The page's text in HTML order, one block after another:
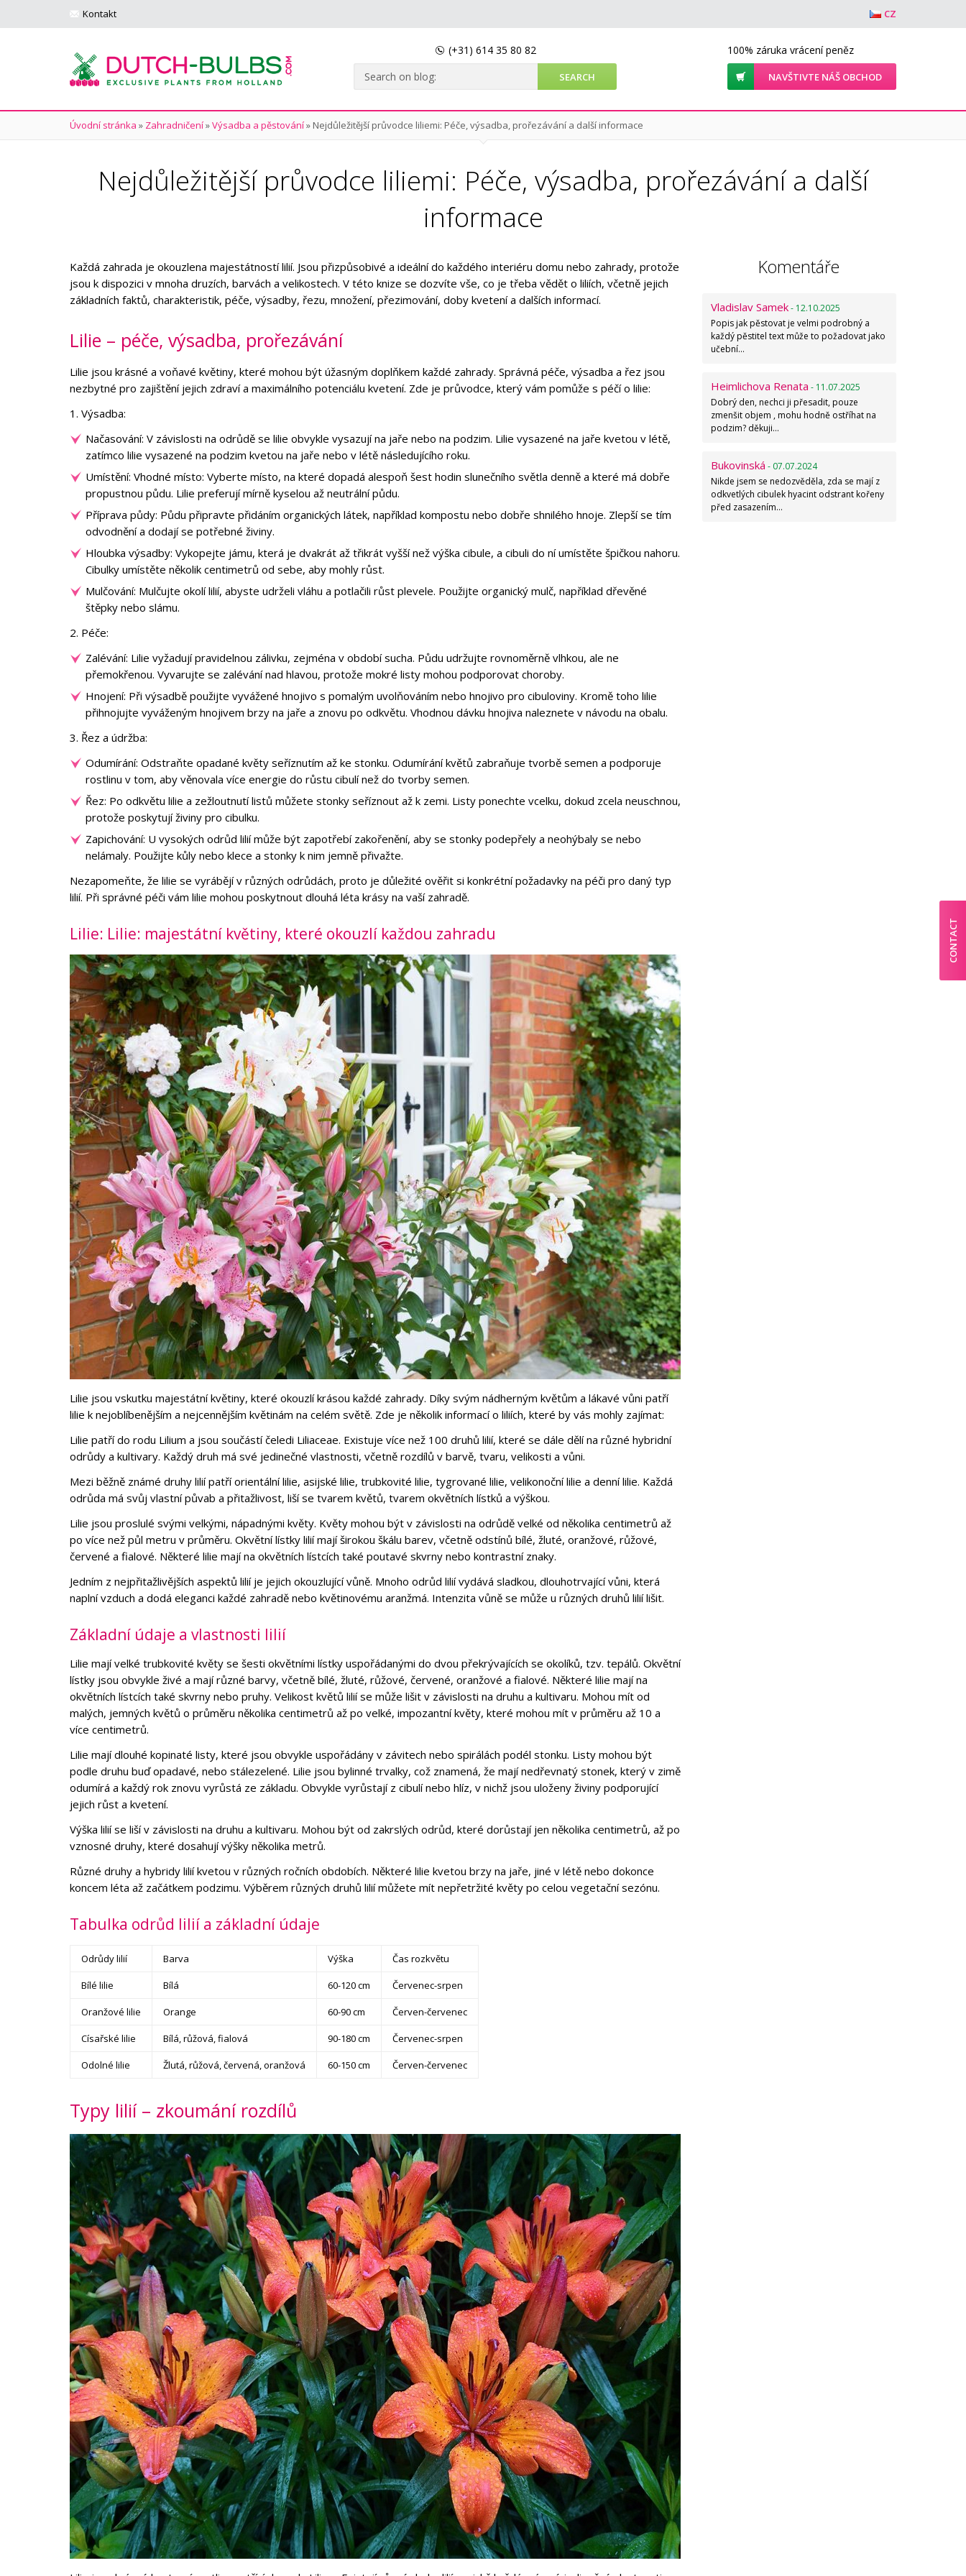
Kontakt CZ
(+31) 614 35 80 82 100% záruka vrácení peněz
NAVŠTIVTE NÁŠ OBCHOD
Úvodní stránka » Zahradničení»Výsadba a pěstování» Nejdůležitější průvodce liliemi: Péče, výsadba, prořezávání a další informace
Nejdůležitější průvodce liliemi: Péče, výsadba, prořezávání a další
informace
Každá zahrada je okouzlena majestátností lilií. Jsou přizpůsobivé a ideální do každého interiéru domu nebo zahrady, protože
jsou k dispozici v mnoha druzích, barvách a velikostech. V této knize se dozvíte vše, co je třeba vědět o liliích, včetně jejich
základních faktů, charakteristik, péče, výsadby, řezu, množení, přezimování, doby kvetení a dalších informací.
Lilie – péče, výsadba, prořezávání
Lilie jsou krásné a voňavé květiny, které mohou být úžasným doplňkem každé zahrady. Správná péče, výsadba a řez jsou
nezbytné pro zajištění jejich zdraví a maximálního potenciálu kvetení. Zde je průvodce, který vám pomůže s péčí o lilie:
1. Výsadba:
Načasování: V závislosti na odrůdě se lilie obvykle vysazují na jaře nebo na podzim. Lilie vysazené na jaře kvetou v létě,
zatímco lilie vysazené na podzim kvetou na jaře nebo v létě následujícího roku.
Umístění: Vhodné místo: Vyberte místo, na které dopadá alespoň šest hodin slunečního světla denně a které má dobře
propustnou půdu. Lilie preferují mírně kyselou až neutrální půdu.
Příprava půdy: Půdu připravte přidáním organických látek, například kompostu nebo dobře shnilého hnoje. Zlepší se tím
odvodnění a dodají se potřebné živiny.
Hloubka výsadby: Vykopejte jámu, která je dvakrát až třikrát vyšší než výška cibule, a cibuli do ní umístěte špičkou nahoru.
Cibulky umístěte několik centimetrů od sebe, aby mohly růst.
Mulčování: Mulčujte okolí lilií, abyste udrželi vláhu a potlačili růst plevele. Použijte organický mulč, například dřevěné
štěpky nebo slámu.
2. Péče:
Zalévání: Lilie vyžadují pravidelnou zálivku, zejména v období sucha. Půdu udržujte rovnoměrně vlhkou, ale ne
přemokřenou. Vyvarujte se zalévání nad hlavou, protože mokré listy mohou podporovat choroby.
Hnojení: Při výsadbě použijte vyvážené hnojivo s pomalým uvolňováním nebo hnojivo pro cibuloviny. Kromě toho lilie
přihnojujte vyváženým hnojivem brzy na jaře a znovu po odkvětu. Vhodnou dávku hnojiva naleznete v návodu na obalu.
3. Řez a údržba:
Odumírání: Odstraňte opadané květy seříznutím až ke stonku. Odumírání květů zabraňuje tvorbě semen a podporuje
rostlinu v tom, aby věnovala více energie do růstu cibulí než do tvorby semen.
Řez: Po odkvětu lilie a zežloutnutí listů můžete stonky seříznout až k zemi. Listy ponechte vcelku, dokud zcela neuschnou,
protože poskytují živiny pro cibulku.
Zapichování: U vysokých odrůd lilií může být zapotřebí zakořenění, aby se stonky podepřely a neohýbaly se nebo
nelámaly. Použijte kůly nebo klece a stonky k nim jemně přivažte.
Nezapomeňte, že lilie se vyrábějí v různých odrůdách, proto je důležité ověřit si konkrétní požadavky na péči pro daný typ
lilií. Při správné péči vám lilie mohou poskytnout dlouhá léta krásy na vaší zahradě.
Lilie: Lilie: majestátní květiny, které okouzlí každou zahradu
Lilie jsou vskutku majestátní květiny, které okouzlí krásou každé zahrady. Díky svým nádherným květům a lákavé vůni patří
lilie k nejoblíbenějším a nejcennějším květinám na celém světě. Zde je několik informací o liliích, které by vás mohly zajímat:
Lilie patří do rodu Lilium a jsou součástí čeledi Liliaceae. Existuje více než 100 druhů lilií, které se dále dělí na různé hybridní
odrůdy a kultivary. Každý druh má své jedinečné vlastnosti, včetně rozdílů v barvě, tvaru, velikosti a vůni.
Mezi běžně známé druhy lilií patří orientální lilie, asijské lilie, trubkovité lilie, tygrované lilie, velikonoční lilie a denní lilie. Každá
odrůda má svůj vlastní půvab a přitažlivost, liší se tvarem květů, tvarem okvětních lístků a výškou.
Lilie jsou proslulé svými velkými, nápadnými květy. Květy mohou být v závislosti na odrůdě velké od několika centimetrů až
po více než půl metru v průměru. Okvětní lístky lilií mají širokou škálu barev, včetně odstínů bílé, žluté, oranžové, růžové,
červené a fialové. Některé lilie mají na okvětních lístcích také poutavé skvrny nebo kontrastní znaky.
Jedním z nejpřitažlivějších aspektů lilií je jejich okouzlující vůně. Mnoho odrůd lilií vydává sladkou, dlouhotrvající vůni, která
naplní vzduch a dodá eleganci každé zahradě nebo květinovému aranžmá. Intenzita vůně se může u různých druhů lilií lišit.
Základní údaje a vlastnosti lilií
Lilie mají velké trubkovité květy se šesti okvětními lístky uspořádanými do dvou překrývajících se okolíků, tzv. tepálů. Okvětní
lístky jsou obvykle živé a mají různé barvy, včetně bílé, žluté, růžové, červené, oranžové a fialové. Některé lilie mají na
okvětních lístcích také skvrny nebo pruhy. Velikost květů lilií se může lišit v závislosti na druhu a kultivaru. Mohou mít od
malých, jemných květů o průměru několika centimetrů až po velké, impozantní květy, které mohou mít v průměru až 10 a
více centimetrů.
Lilie mají dlouhé kopinaté listy, které jsou obvykle uspořádány v závitech nebo spirálách podél stonku. Listy mohou být
podle druhu buď opadavé, nebo stálezelené. Lilie jsou bylinné trvalky, což znamená, že mají nedřevnatý stonek, který v zimě
odumírá a každý rok znovu vyrůstá ze základu. Obvykle vyrůstají z cibulí nebo hlíz, v nichž jsou uloženy živiny podporující
jejich růst a kvetení.
Výška lilií se liší v závislosti na druhu a kultivaru. Mohou být od zakrslých odrůd, které dorůstají jen několika centimetrů, až po
vznosné druhy, které dosahují výšky několika metrů.
Různé druhy a hybridy lilií kvetou v různých ročních obdobích. Některé lilie kvetou brzy na jaře, jiné v létě nebo dokonce
koncem léta až začátkem podzimu. Výběrem různých druhů lilií můžete mít nepřetržité květy po celou vegetační sezónu.
Tabulka odrůd lilií a základní údaje
Odrůdy lilií Barva Výška Čas rozkvětu
Bílé lilie Bílá 60-120 cm Červenec-srpen
Oranžové lilie Orange 60-90 cm Červen-červenec
Císařské lilie Bílá, růžová, fialová 90-180 cm Červenec-srpen
Odolné lilie Žlutá, růžová, červená, oranžová 60-150 cm Červen-červenec
Typy lilií – zkoumání rozdílů
Komentáře
Vladislav Samek- 12.10.2025
Popis jak pěstovat je velmi podrobný a
každý pěstitel text může to požadovat jako
učební…
Heimlichova Renata - 11.07.2025
Dobrý den, nechci ji přesadit, pouze
zmenšit objem , mohu hodně ostříhat na
podzim? děkuji…
Bukovinská - 07.07.2024
Nikde jsem se nedozvěděla, zda se mají z
odkvetlých cibulek hyacint odstrant kořeny
před zasazením…
CONTACT